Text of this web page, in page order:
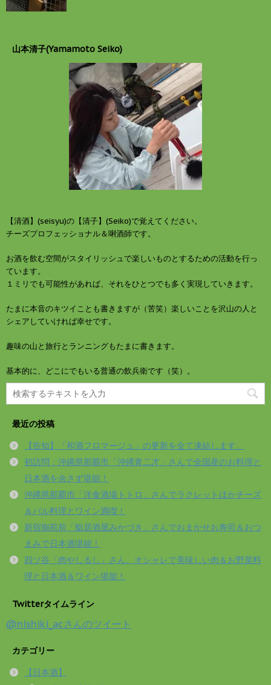
山本清子(Yamamoto Seiko)
【清酒】(seisyu)の【清子】(Seiko)で覚えてください。
チーズプロフェッショナル＆唎酒師です。
お酒を飲む空間がスタイリッシュで楽しいものとするための活動を行っ
ています。
１ミリでも可能性があれば、それをひとつでも多く実現していきます。
たまに本音のキツイことも書きますが（苦笑）楽しいことを沢山の人と
シェアしていければ幸せです。
趣味の山と旅行とランニングもたまに書きます。
基本的に、どこにでもいる普通の飲兵衛です（笑）。
最近の投稿
【告知】「和酒フロマージュ」の更新を全て凍結します。
初訪問：沖縄県那覇市「沖縄青二才」さんで全国産のお料理と
日本酒を余さず堪能！
沖縄県那覇市「洋食酒場トトロ」さんでラクレットほかチーズ
＆バル料理とワイン満喫！
新宿御苑前「鮨居酒屋みかづき」さんでおまかせお寿司＆おつ
まみで日本酒堪能！
四ツ谷「肉やしるし」さん、オシャレで美味しい肉＆お野菜料
理と日本酒＆ワイン堪能！
Twitterタイムライン
@nishiki_acさんのツイート
カテゴリー
【日本酒】